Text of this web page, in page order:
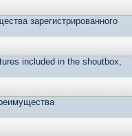
зарегистрированного
included in the shoutbox,